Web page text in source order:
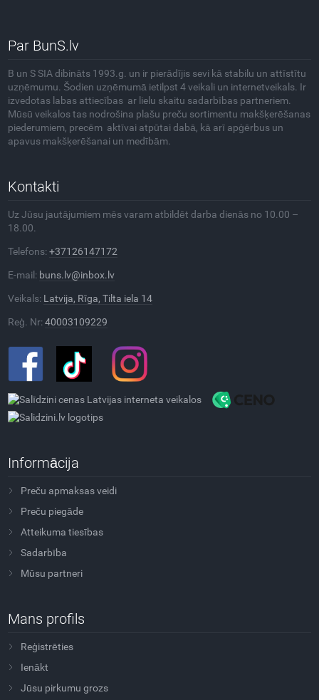
Par BunS.lv
B un S SIA dibināts 1993.g. un ir pierādījis sevi kā stabilu un attīstītu
uzņēmumu. Šodien uzņēmumā ietilpst 4 veikali un internetveikals. Ir
izvedotas labas attiecības ar lielu skaitu sadarbības partneriem.
Mūsū veikalos tas nodrošina plašu preču sortimentu makšķerēšanas
piederumiem, precēm aktīvai atpūtai dabā, kā arī apģērbus un
apavus makšķerēšanai un medībām.
Kontakti
Uz Jūsu jautājumiem mēs varam atbildēt darba dienās no 10.00 –
18.00.
Telefons:+37126147172
E-mail: buns.lv@inbox.lv
Veikals: Latvija, Rīga, Tilta iela 14
Reģ. Nr:40003109229
Informācija
Preču apmaksas veidi
Preču piegāde
Atteikuma tiesības
Sadarbība
Mūsu partneri
Mans profils
Reģistrēties
Ienākt
Jūsu pirkumu grozs